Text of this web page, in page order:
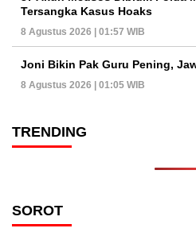
Tersangka Kasus Hoaks
8 Agustus 2026 | 01:57 WIB
Joni Bikin Pak Guru Pening,
8 Agustus 2026 | 01:05 WIB
TRENDING
SOROT